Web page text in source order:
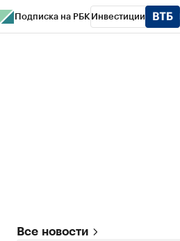
Подписка на РБК Инвестиции
Все новости